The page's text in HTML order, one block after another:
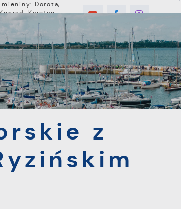
Imieniny: Dorota,
Kajetan
MIESZKANIEC TURYSTYKA
Ryzińskim
z